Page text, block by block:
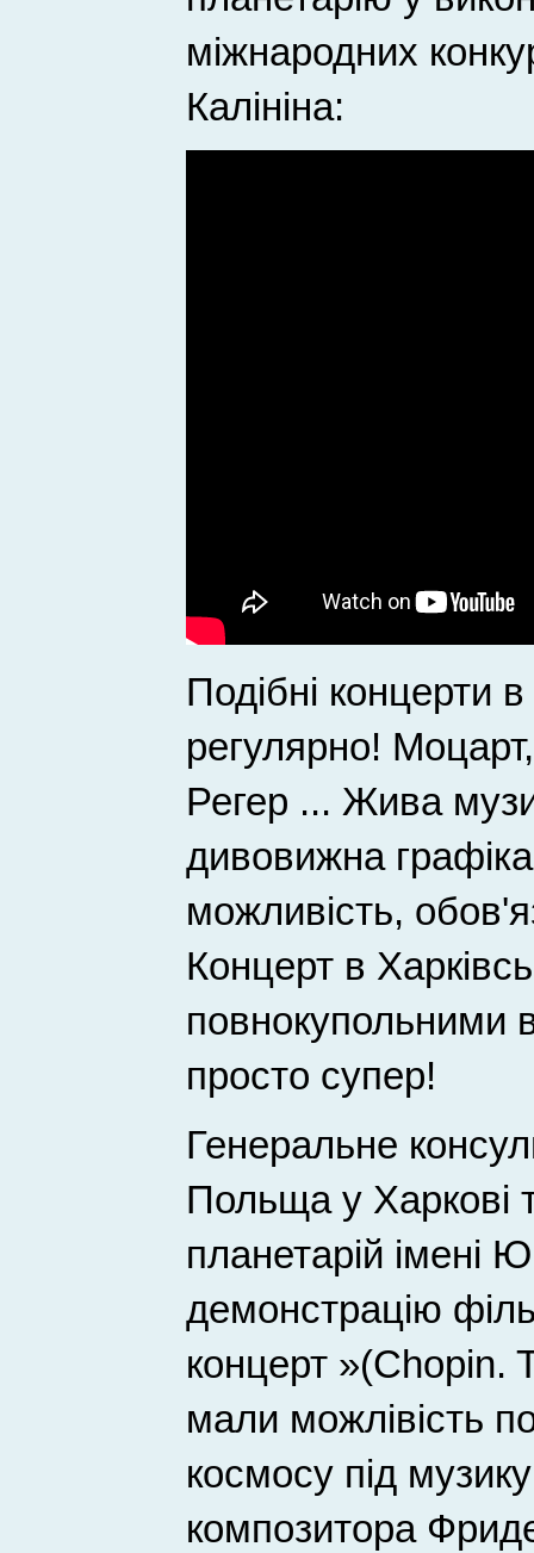
міжнародних
Калініна:
Подібні концерти
регулярно!
Регер ... Жива
дивовижна
можливість,
Концерт в
повнокупольними
просто супер!
Генеральне
Польща у Харкові
планетарій імені
демонстрацію
концерт »(Chopin.
мали можлівість
космосу під
композитора